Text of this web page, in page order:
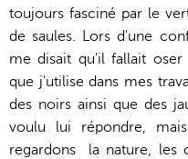
toujours fasciné par le
de saules. Lors d'une
me disait qu'il fallait
que j'utilise dans mes
des noirs ainsi que des
voulu lui répondre,
regardons la nature, les